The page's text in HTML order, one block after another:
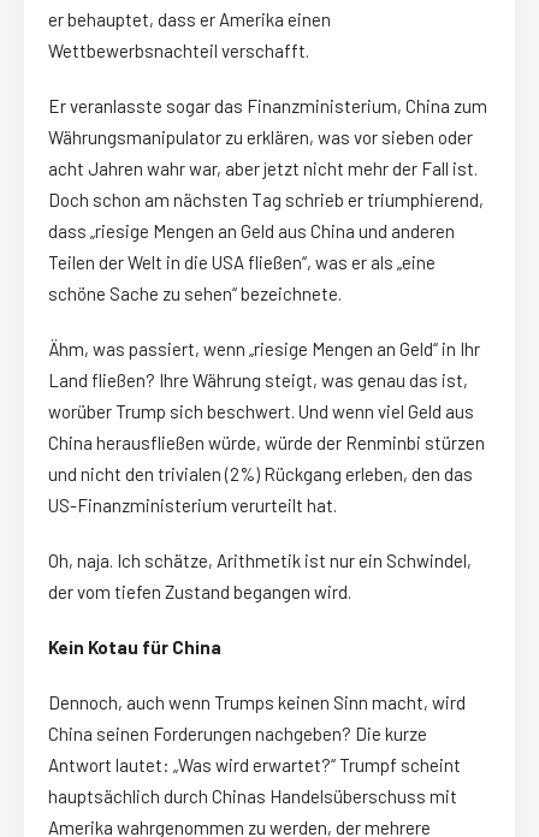
er behauptet, dass er Amerika einen
Wettbewerbsnachteil verschafft.
Er veranlasste sogar das Finanzministerium, China zum
Währungsmanipulator zu erklären, was vor sieben oder
acht Jahren wahr war, aber jetzt nicht mehr der Fall ist.
Doch schon am nächsten Tag schrieb er triumphierend,
dass „riesige Mengen an Geld aus China und anderen
Teilen der Welt in die USA fließen“, was er als „eine
schöne Sache zu sehen“ bezeichnete.
Ähm, was passiert, wenn „riesige Mengen an Geld“ in Ihr
Land fließen? Ihre Währung steigt, was genau das ist,
worüber Trump sich beschwert. Und wenn viel Geld aus
China herausfließen würde, würde der Renminbi stürzen
und nicht den trivialen (2%) Rückgang erleben, den das
US-Finanzministerium verurteilt hat.
Oh, naja. Ich schätze, Arithmetik ist nur ein Schwindel,
der vom tiefen Zustand begangen wird.
Kein Kotau für China
Dennoch, auch wenn Trumps keinen Sinn macht, wird
China seinen Forderungen nachgeben? Die kurze
Antwort lautet: „Was wird erwartet?“ Trumpf scheint
hauptsächlich durch Chinas Handelsüberschuss mit
Amerika wahrgenommen zu werden, der mehrere